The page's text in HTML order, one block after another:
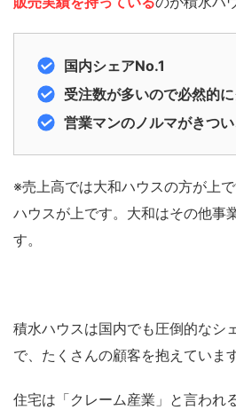
国内シェアNo.1
受注数が多いので必然的
営業マンのノルマがきつ
※売上高では大和ハウスの方が上
ハウスが上です。大和はその他事
す。
積水ハウスは国内でも圧倒的なシ
で、たくさんの顧客を抱えています
住宅は「クレーム産業」と言われ